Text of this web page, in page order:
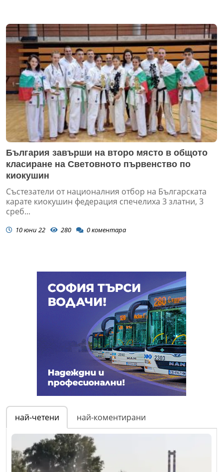
България завърши на второ място в общото
класиране на Световното първенство по
киокушин
Състезатели от националния отбор на Българската
карате киокушин федерация спечелиха 3 златни, 3
среб...
10 юни 22 280 0коментара
най-четени най-коментирани